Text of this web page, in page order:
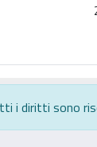
i diritti sono